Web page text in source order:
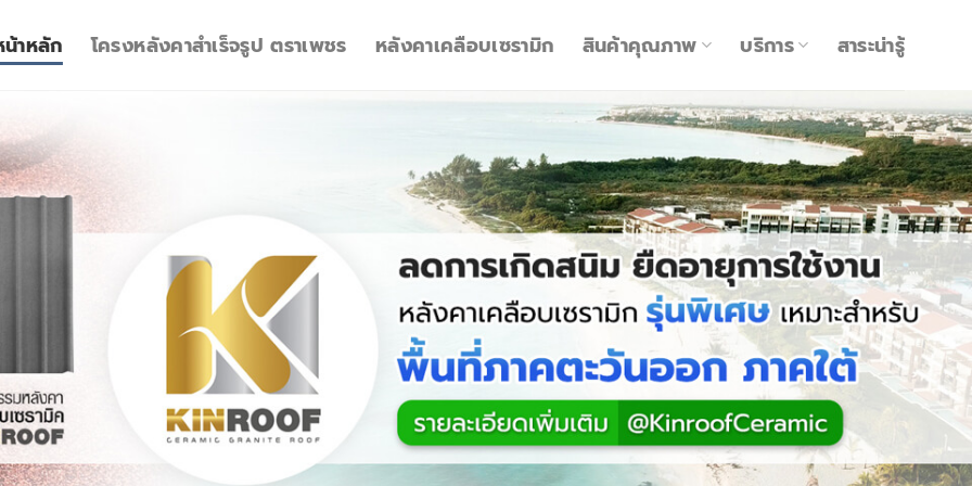
น้าหลัก โครงหลังคาสำเร็จรูป ตราเพชร หลังคาเคลือบเซรามิก สินค้าคุณภาพ บริการ สาระน่ารู้